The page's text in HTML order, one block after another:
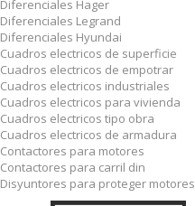
Diferenciales Hager
Diferenciales Legrand
Diferenciales Hyundai
Cuadros electricos de superficie
Cuadros electricos de empotrar
Cuadros electricos industriales
Cuadros electricos para vivienda
Cuadros electricos tipo obra
Cuadros electricos de armadura
Contactores para motores
Contactores para carril din
Disyuntores para proteger motores